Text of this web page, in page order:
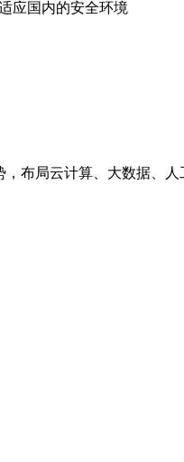
应国内的安全环境
布局云计算、大数据、